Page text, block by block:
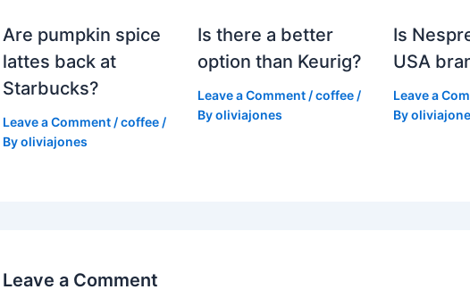
Are pumpkin spice
lattes back at
Starbucks?
Leave a Comment /coffee /
Byoliviajones
Is there a better
option than Keurig?
Leave a Comment /coffee /
Byoliviajones
Is
USA
Leave a
By
Leave a Comment